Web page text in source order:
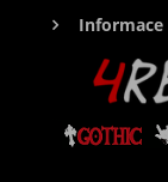
Informace